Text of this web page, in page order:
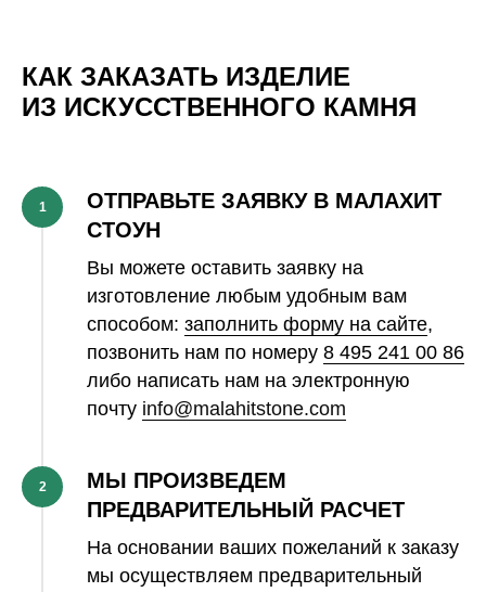
КАК ЗАКАЗАТЬ ИЗДЕЛИЕ
ИЗ ИСКУССТВЕННОГО КАМНЯ
1
ОТПРАВЬТЕ ЗАЯВКУ В МАЛАХИТ
СТОУН
Вы можете оставить заявку на
изготовление любым удобным вам
способом: заполнить форму на сайте,
позвонить нам по номеру 8 495 241 00 86
либо написать нам на электронную
почту info@malahitstone.com
2
МЫ ПРОИЗВЕДЕМ
ПРЕДВАРИТЕЛЬНЫЙ РАСЧЕТ
На основании ваших пожеланий к заказу
мы осуществляем предварительный